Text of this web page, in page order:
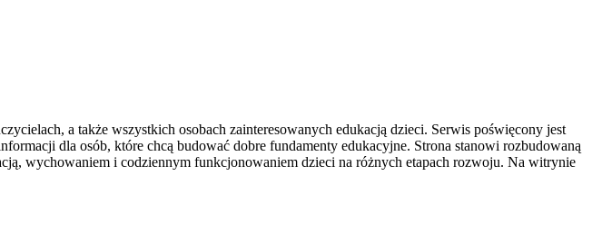
a także wszystkich osobach zainteresowanych edukacją dzieci. Serwis poświęcony jest
dla osób, które chcą budować dobre fundamenty edukacyjne. Strona stanowi rozbudowaną
wychowaniem i codziennym funkcjonowaniem dzieci na różnych etapach rozwoju. Na witrynie